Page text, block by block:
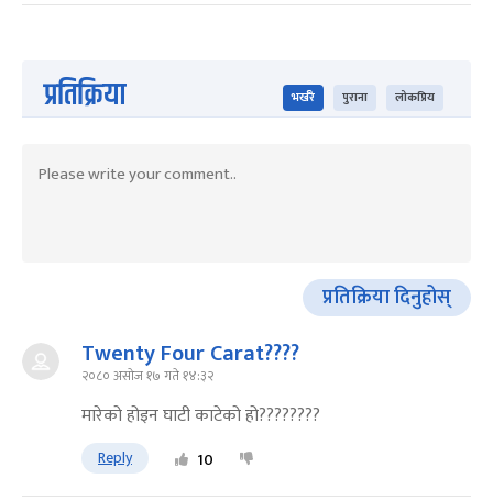
प्रतिक्रिया भर्खरै पुराना लोकप्रिय
प्रतिक्रिया दिनुहोस्
Twenty Four Carat????
२०८० असोज १७ गते १४:३२
मारेको होइन घाटी काटेको हो????????
Reply 10